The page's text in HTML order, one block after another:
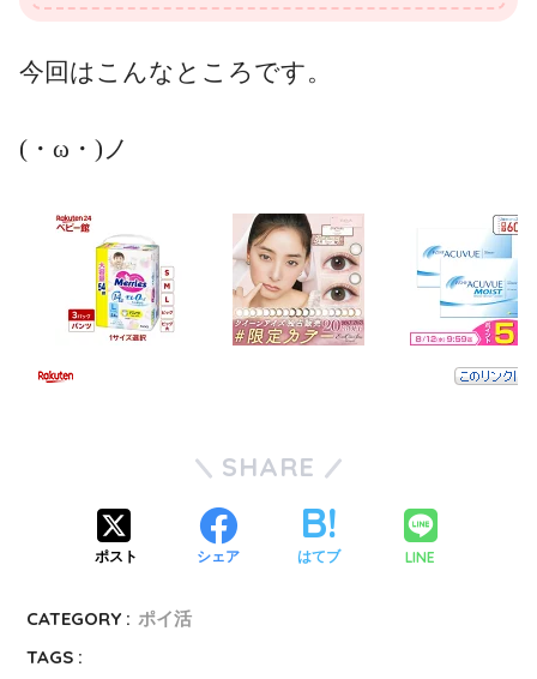
今回はこんなところです。
(・ω・)ノ
SHARE
ポスト シェア はてブ LINE
CATEGORY : ポイ活
TAGS :